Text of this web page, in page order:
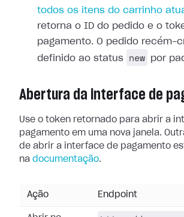
todos os itens do carrinho
retorna o ID do pedido e o
pagamento. O pedido recém-
definido ao status
new por
Abertura da interface de
Use o token retornado para abrir a
pagamento em uma nova janela.
de abrir a interface de pagamento
na documentação.
Ação Endpoint